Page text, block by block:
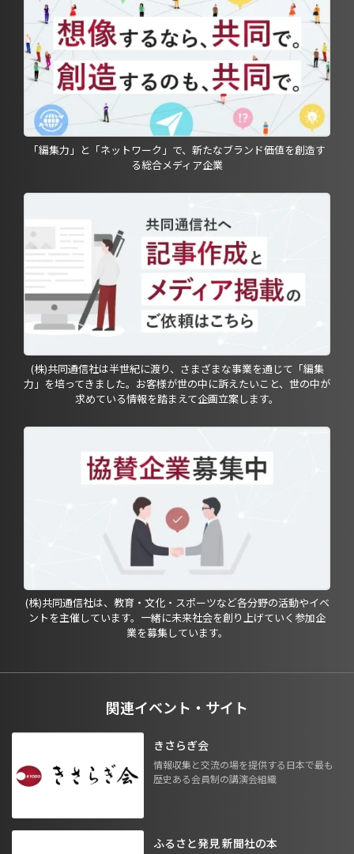
「編集力」と「ネットワーク」で、新たなブランド価値を創造す
る総合メディア企業
(株)共同通信社は半世紀に渡り、さまざまな事業を通じて「編集
力」を培ってきました。お客様が世の中に訴えたいこと、世の中が
求めている情報を踏まえて企画立案します。
(株)共同通信社は、教育・文化・スポーツなど各分野の活動やイベ
ントを主催しています。一緒に未来社会を創り上げていく参加企
業を募集しています。
関連イベント・サイト
きさらぎ会
情報収集と交流の場を提供する日本で最も
歴史ある会員制の講演会組織
ふるさと発見 新聞社の本